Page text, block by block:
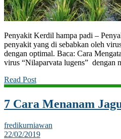
Penyakit Kerdil hampa padi –
penyakit yang di sebabkan oleh
dengan optimal. Baca: Cara
virus “Nilaparvata lugens” dengan
Read Post
7 Cara Menanam
fredikurniawan
22/02/2019